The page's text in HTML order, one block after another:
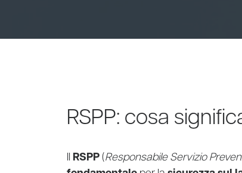
RSPP: cosa
RSPP (Responsabile Servizio